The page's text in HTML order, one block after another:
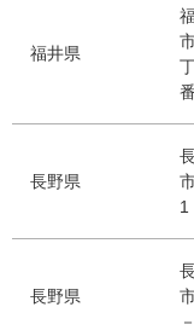
福井県
長野県
1
長野県